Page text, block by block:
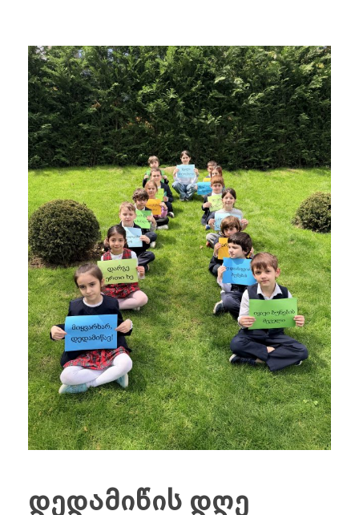
დედამიწის დღე